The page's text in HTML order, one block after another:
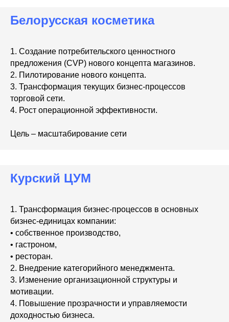
Белорусская косметика
1. Создание потребительского ценностного
предложения (CVP) нового концепта магазинов.
2. Пилотирование нового концепта.
3. Трансформация текущих бизнес-процессов
торговой сети.
4. Рост операционной эффективности.
Цель – масштабирование сети
Курский ЦУМ
1. Трансформация бизнес-процессов в основных
бизнес-единицах компании:
• собственное производство,
• гастроном,
• ресторан.
2. Внедрение категорийного менеджмента.
3. Изменение организационной структуры и
мотивации.
4. Повышение прозрачности и управляемости
доходностью бизнеса.